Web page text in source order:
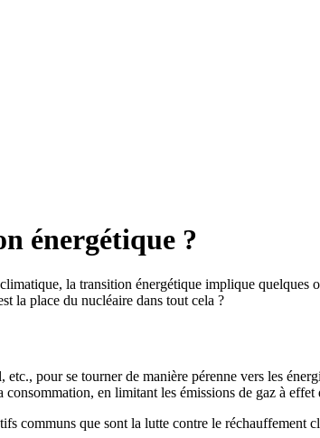
énergétique ?
la transition énergétique implique quelques
la place du nucléaire dans tout cela ?
pour se tourner de manière pérenne vers les
en limitant les émissions de gaz à effet
communs que sont la lutte contre le réchauffement